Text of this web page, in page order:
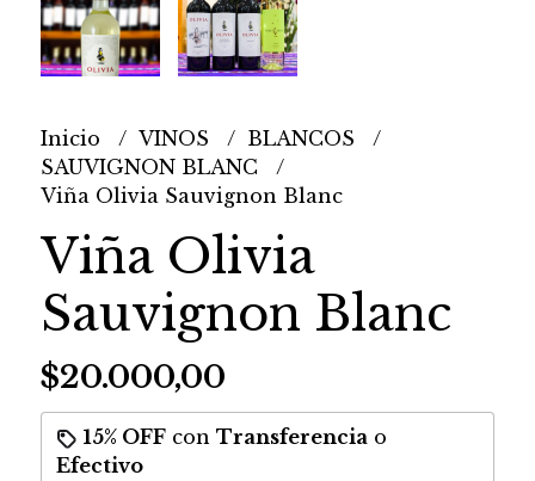
Inicio VINOS
BLANCOS
SAUVIGNON BLANC
Viña Olivia Sauvignon Blanc
Viña Olivia
Sauvignon Blanc
$20.000,00
15% OFFcon Transferenciao
Efectivo